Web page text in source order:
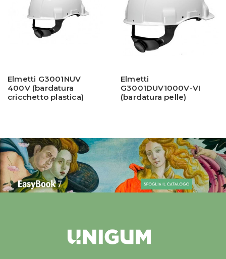
Elmetti G3001NUV
400V (bardatura
cricchetto plastica)
Elmetti
G3001DUV1000V-VI
(bardatura pelle)